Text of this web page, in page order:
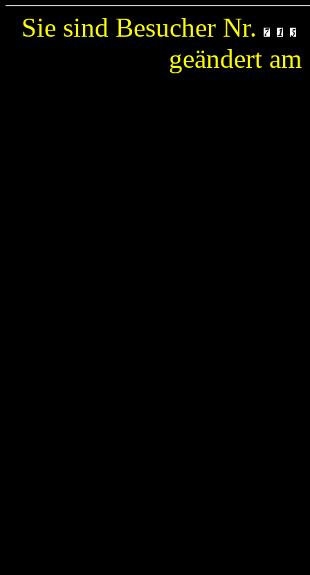
Sie sind Besucher Nr.
geändert